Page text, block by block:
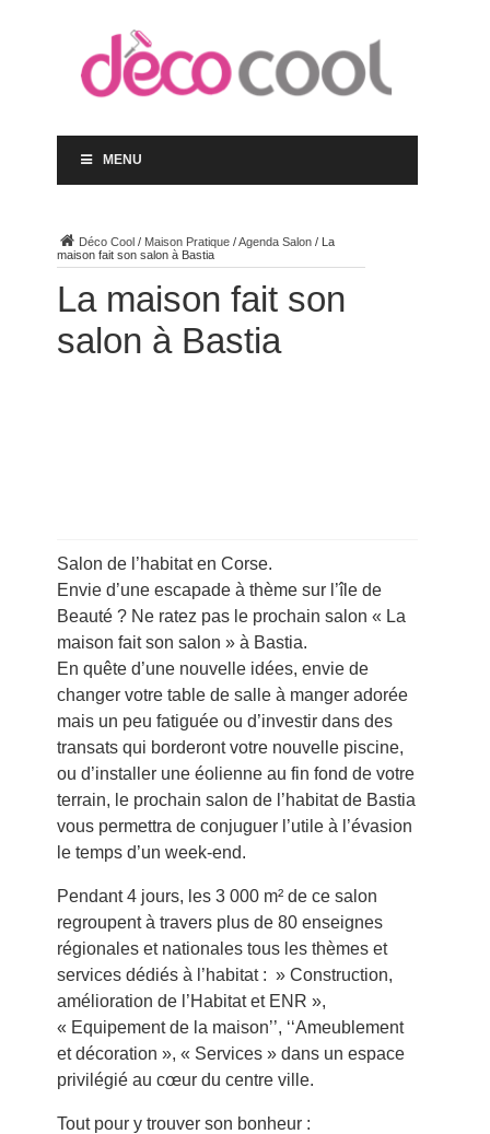
MENU
Déco Cool/ Maison Pratique/Agenda Salon/ La
maison fait son salon à Bastia
La maison fait son
salon à Bastia
Salon de l’habitat en Corse.
Envie d’une escapade à thème sur l’île de
Beauté ? Ne ratez pas le prochain salon « La
maison fait son salon » à Bastia.
En quête d’une nouvelle idées, envie de
changer votre table de salle à manger adorée
mais un peu fatiguée ou d’investir dans des
transats qui borderont votre nouvelle piscine,
ou d’installer une éolienne au fin fond de votre
terrain, le prochain salon de l’habitat de Bastia
vous permettra de conjuguer l’utile à l’évasion
le temps d’un week-end.
Pendant 4 jours, les 3 000 m² de ce salon
regroupent à travers plus de 80 enseignes
régionales et nationales tous les thèmes et
services dédiés à l’habitat : » Construction,
amélioration de l’Habitat et ENR »,
« Equipement de la maison’’, ‘‘Ameublement
et décoration », « Services » dans un espace
privilégié au cœur du centre ville.
Tout pour y trouver son bonheur :